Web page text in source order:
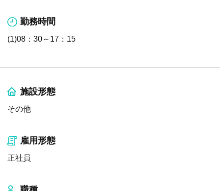
勤務時間
(1)08：30～17：15
施設形態
その他
雇用形態
正社員